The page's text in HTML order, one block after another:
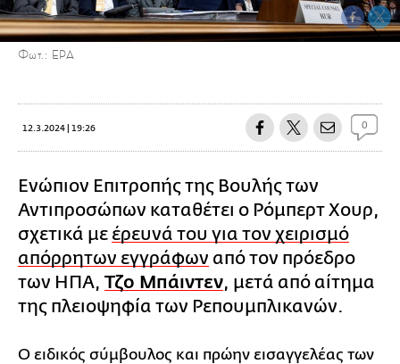
Φωτ.: EPA
12.3.2024 | 19:26 0
Ενώπιον Επιτροπής της Βουλής των
Αντιπροσώπων καταθέτει ο Ρόμπερτ Χουρ,
σχετικά με έρευνά του για τον χειρισμό
απόρρητων εγγράφων από τον πρόεδρο
των ΗΠΑ, Τζο Μπάιντεν, μετά από αίτημα
της πλειοψηφία των Ρεπουμπλικανών.
Ο ειδικός σύμβουλος και πρώην εισαγγελέας των